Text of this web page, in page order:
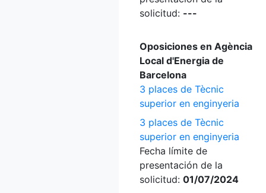
solicitud: ---
Oposiciones en Agència
Local d'Energia de
Barcelona
3 places de Tècnic
superior en enginyeria
3 places de Tècnic
superior en enginyeria
Fecha límite de
presentación de la
solicitud: 01/07/2024